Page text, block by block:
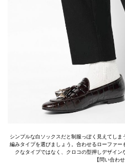
シンプルな白ソックスだと制服っぽく見えてし
編みタイプを選びましょう。合わせるローファ
クなタイプではなく、クロコの型押しデザイン
【問い合わせ